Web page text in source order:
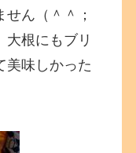
ん（＾＾；
大根にもブリ
美味しかった